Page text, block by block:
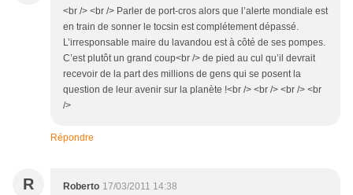
<br /> <br /> Parler de port-cros alors que l’alerte mondiale est
en train de sonner le tocsin est complétement dépassé.
L’irresponsable maire du lavandou est à côté de ses pompes.
C’est plutôt un grand coup<br /> de pied au cul qu’il devrait
recevoir de la part des millions de gens qui se posent la
question de leur avenir sur la planète !<br /> <br /> <br /> <br
/>
Répondre
R Roberto 17/03/2011 14:38